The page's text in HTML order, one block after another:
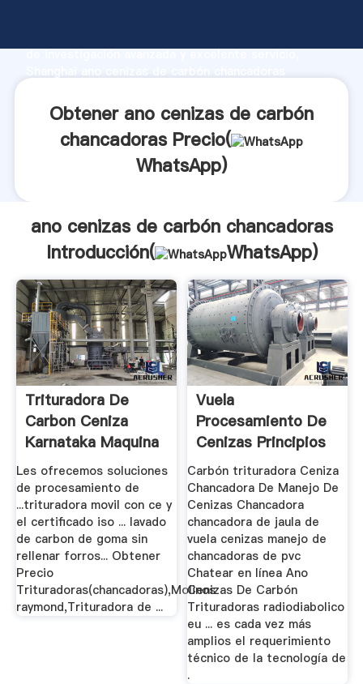
de investigación avanzada y excelente servicio,
clientes.Obtener ano cenizas de carbón
chancadoras Precio(
WhatsApp)
ano cenizas de carbón chancadoras
Introducción(
WhatsApp)
Trituradora De
Carbon Ceniza
Karnataka Maquina
Les ofrecemos soluciones
de procesamiento de
...trituradora movil con ce y
el certificado iso ... lavado
de carbon de goma sin
rellenar forros... Obtener
Precio
Trituradoras(chancadoras),Molinos
raymond,Trituradora de ...
Vuela
Procesamiento De
Cenizas Principios
Mecánicos
Carbón trituradora Ceniza
Chancadora De Manejo De
Cenizas Chancadora
chancadora de jaula de
vuela cenizas manejo de
chancadoras de pvc
Chatear en línea Ano
Cenizas De Carbón
Trituradoras radiodiabolico
eu ... es cada vez más
amplios el requerimiento
técnico de la tecnología de
.